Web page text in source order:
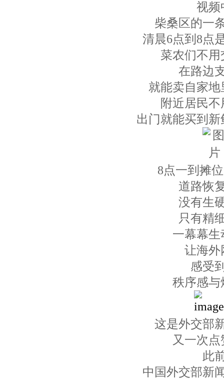
视频
柴桑区的一
清晨6点到8点
菜农们不
在路边
就能卖自家
附近居民
出门就能买到
8点一到摊
道路恢
没有生
只有精
一幕幕生
让海外
感受
秩序感与
这是外交部
又一次
此
中国外交部新